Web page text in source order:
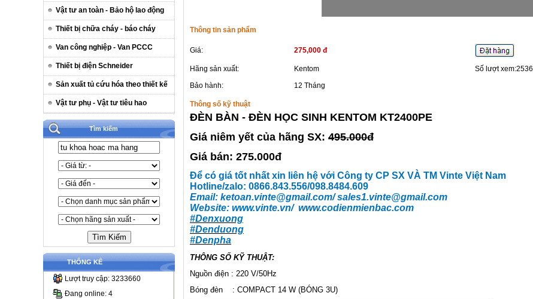
Vật tư an toàn - Bảo hộ lao động
Thiết bị chữa cháy - báo cháy
Van công nghiệp - Van PCCC
Thiết bị điện Schneider
Sản xuất tủ cứu hóa theo thiết kế
Vật tư phụ - Vật tư tiêu hao
Tìm kiếm
THỐNG KÊ
Lượt truy cập: 3233660
Đang online: 4
Thông tin sản phẩm
Giá: 275,000 đ
Hãng sản xuất: Kentom
Số lượt xem:2536
Bảo hành:
12 Tháng
Thông số kỹ thuật
ĐÈN BÀN - ĐÈN HỌC SINH KENTOM KT2400PE
Giá niêm yết của hãng SX: 495.000đ
Giá bán: 275.000đ
Để có giá tốt nhất xin liên hệ với Công ty CP SX VÀ TM Vinte Việt Nam
Hotline/zalo: 0866.843.556/098.8484.609
Email: ketoan.vinte@gmail.com/sales1.vinte@gmail.com
Website: www.vinte.vn/ www.codienmienbac.com
#Denxuong
#Denduong
#Denpha
THÔNG SỐ KỸ THUẬT:
Nguồn điện : 220 V/50Hz
Bóng đèn : COMPACT 14 W (BÓNG 3U)